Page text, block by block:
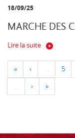
18/09/25
MARCHE DES
Lire la suite
« ‹ … 5
… › »